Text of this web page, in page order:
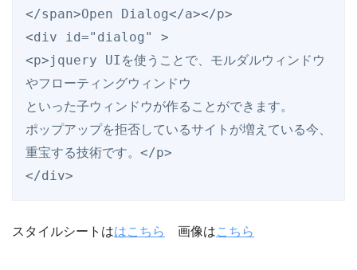
</span>Open Dialog</a></p>
<div id="dialog" >
<p>jquery UIを使うことで、モルダルウィンドウ
やフローティングウィンドウ
といった子ウィンドウが作ることができます。
ポップアップを拒否しているサイトが増えている今、
重宝する技術です。</p>
</div>
スタイルシートははこちら 画像はこちら